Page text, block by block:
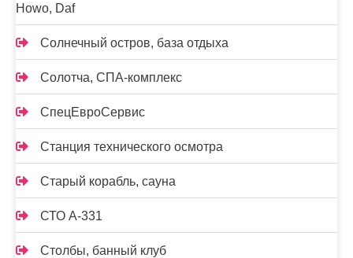
Howo, Daf
Солнечный остров, база отдыха
Солотча, СПА-комплекс
СпецЕвроСервис
Станция технического осмотра
Старый корабль, сауна
СТО А-331
Столбы, банный клуб